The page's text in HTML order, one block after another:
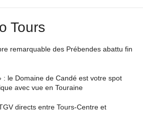
Tours
remarquable des Prébendes abattu fin
: le Domaine de Candé est votre spot
avec vue en Touraine
directs entre Tours-Centre et